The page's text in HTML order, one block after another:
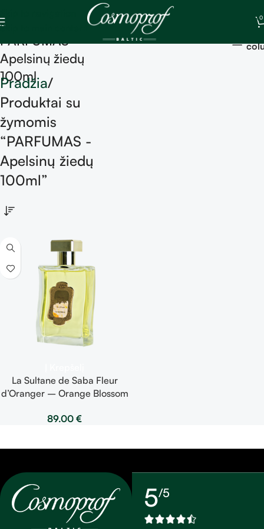
Skip to main content
0
PARFUMAS -
Apelsinų žiedų
100ml
Pradžia
Produktai su
žymomis
“PARFUMAS -
Apelsinų žiedų
100ml”
La Sultane de Saba Fleur
d’Oranger – Orange Blossom
kvepalai 100ml
89.00 €
5/5